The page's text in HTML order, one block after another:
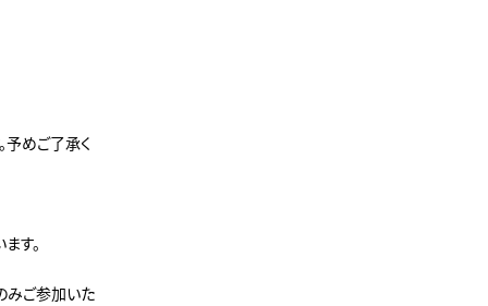
めご了承く
す。
みご参加いた